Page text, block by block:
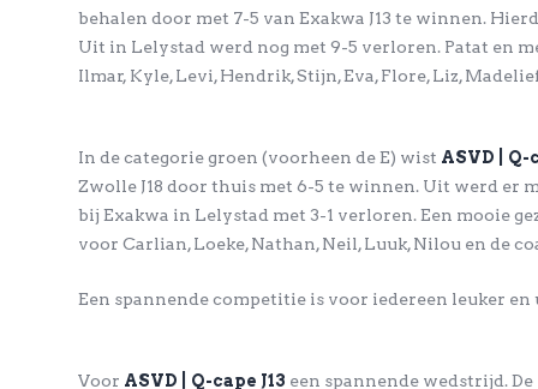
behalen door met 7-5 van Exakwa J13 te winnen.
Uit in Lelystad werd nog met 9-5 verloren. Patat en
Ilmar, Kyle, Levi, Hendrik, Stijn, Eva, Flore, Liz,
In de categorie groen (voorheen de E) wist ASVD | Q-
Zwolle J18 door thuis met 6-5 te winnen. Uit werd er
bij Exakwa in Lelystad met 3-1 verloren. Een mooie
voor Carlian, Loeke, Nathan, Neil, Luuk, Nilou en de
Een spannende competitie is voor iedereen leuker en
Voor ASVD | Q-cape J13 een spannende wedstrijd.